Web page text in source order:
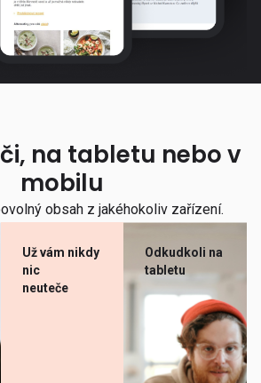
na tabletu nebo v
mobilu
obsah z jakéhokoliv zařízení.
Už vám nikdy
nic
neuteče
Odkudkoli na
tabletu